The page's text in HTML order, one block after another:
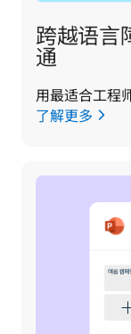
跨越语言
通
用最适合工程
了解更多